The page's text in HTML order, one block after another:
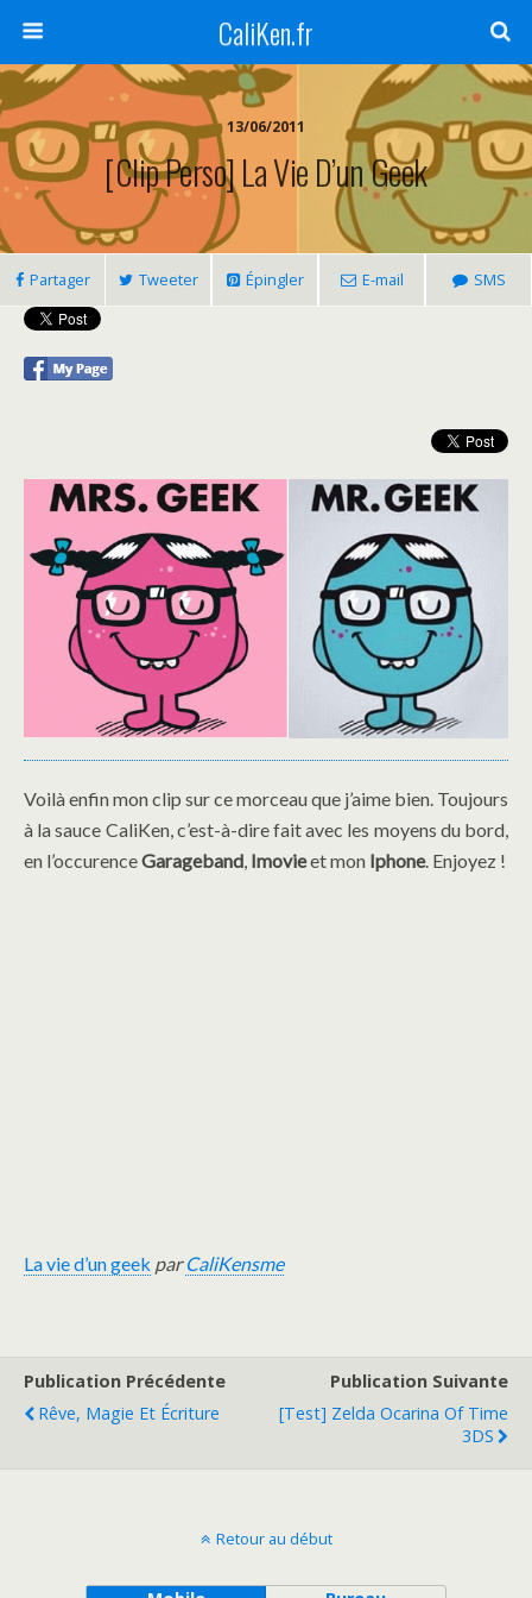
CaliKen.fr
13/06/2011
[Clip Perso] La Vie D’un Geek
Partager Tweeter Épingler E-mail SMS
Voilà enfin mon clip sur ce morceau que j’aime bien. Toujours
à la sauce CaliKen, c’est-à-dire fait avec les moyens du bord,
en l’occurenceGarageband, Imovieet mon Iphone. Enjoyez !
La vie d’un geek parCaliKensme
Publication Précédente
Rêve, Magie Et Écriture
Publication Suivante
[Test] Zelda Ocarina Of Time
3DS
Retour au début